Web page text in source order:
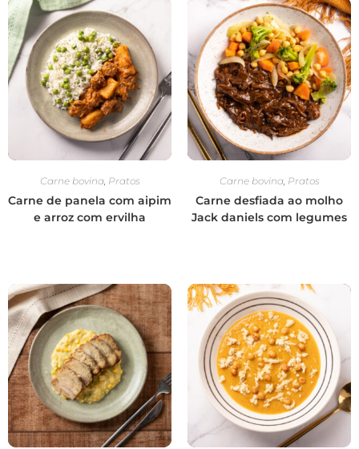
Carne bovina, Pratos
Carne de panela com aipim
e arroz com ervilha
Carne bovina, Pratos
Carne desfiada ao molho
Jack daniels com legumes